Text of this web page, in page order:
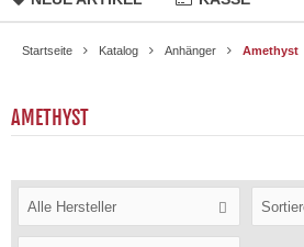
Startseite Katalog Anhänger Amethyst
AMETHYST
Alle Hersteller